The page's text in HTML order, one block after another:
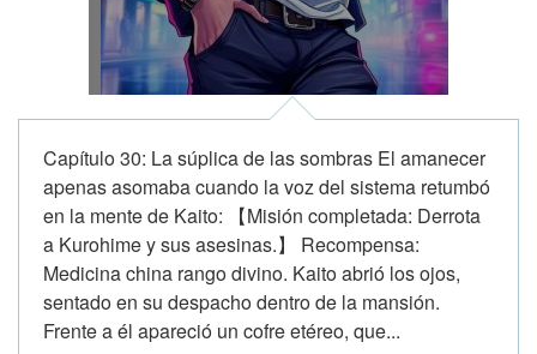
Capítulo 30: La súplica de las sombras El amanecer
apenas asomaba cuando la voz del sistema retumbó
en la mente de Kaito: 【Misión completada: Derrota
a Kurohime y sus asesinas.】 Recompensa:
Medicina china rango divino. Kaito abrió los ojos,
sentado en su despacho dentro de la mansión.
Frente a él apareció un cofre etéreo, que...